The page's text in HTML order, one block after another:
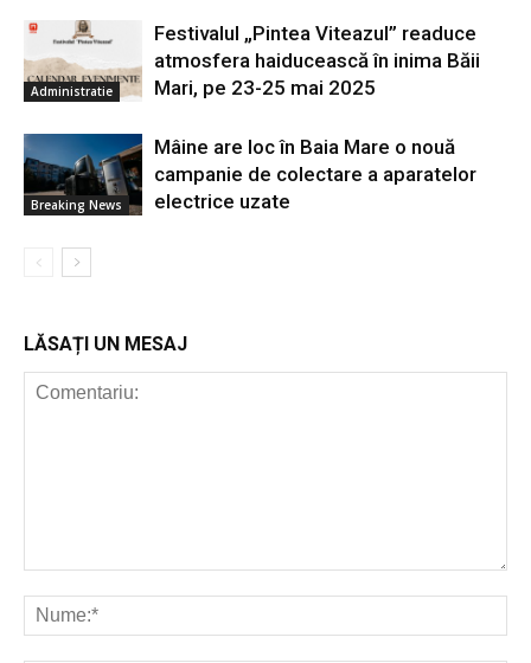
Administratie
Festivalul „Pintea Viteazul” readuce
atmosfera haiducească în inima Băii
Mari, pe 23-25 mai 2025
Breaking News
Mâine are loc în Baia Mare o nouă
campanie de colectare a aparatelor
electrice uzate
LĂSAȚI UN MESAJ